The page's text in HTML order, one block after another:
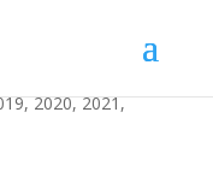
,2020,2021,